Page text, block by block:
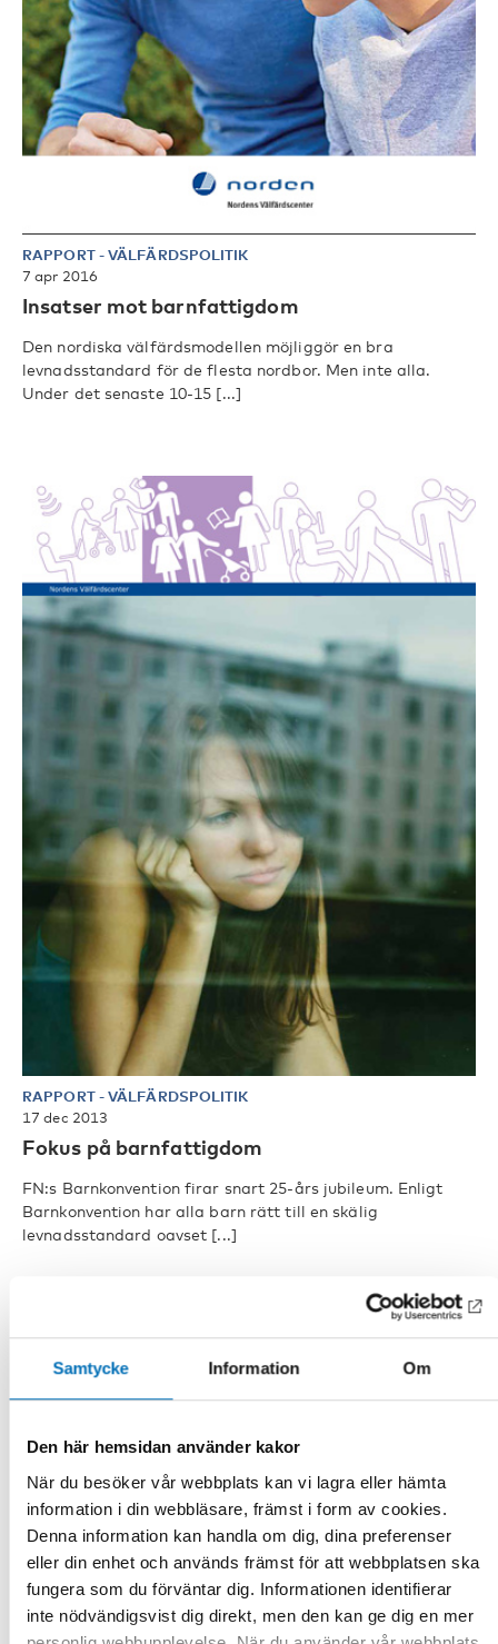
Samtycke Information Om
Den här hemsidan använder kakor
När du besöker vår webbplats kan vi lagra eller hämta
information i din webbläsare, främst i form av cookies.
Denna information kan handla om dig, dina preferenser
eller din enhet och används främst för att webbplatsen ska
fungera som du förväntar dig. Informationen identifierar
inte nödvändigsvist dig direkt, men den kan ge dig en mer
RAPPORT-VÄLFÄRDSPOLITIK
7 apr 2016
Insatser mot barnfattigdom
Den nordiska välfärdsmodellen möjliggör en bra
levnadsstandard för de flesta nordbor. Men inte alla.
Under det senaste 10-15 [...]
RAPPORT-VÄLFÄRDSPOLITIK
17 dec 2013
Fokus på barnfattigdom
FN:s Barnkonvention firar snart 25-års jubileum. Enligt
Barnkonvention har alla barn rätt till en skälig
levnadsstandard oavset [...]